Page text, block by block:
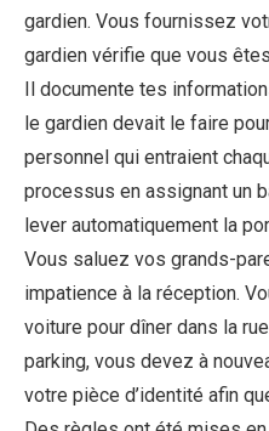
gardien. Vous fournissez
gardien vérifie que vous
Il documente tes
le gardien devait le faire
personnel qui entraient
processus en assignant un
lever automatiquement la
Vous saluez vos grands-
impatience à la réception.
voiture pour dîner dans la
parking, vous devez à
votre pièce d’identité afin